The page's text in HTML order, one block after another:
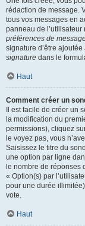
rédaction de message.
tous vos messages en
panneau de l’utilisateur
préférences de
signature d’être
signature dans le
Haut
Comment créer un
Il est facile de créer un
la modification du
permissions), cliquez
le voyez pas, vous
Saisissez le titre du
une option par ligne
le nombre de réponses
« Option(s) par
pour une durée
vote.
Haut